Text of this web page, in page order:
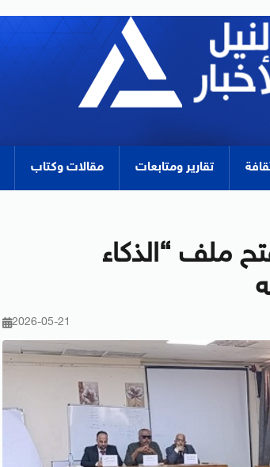
تقارير ومتابعات مقالات وكتاب
ملف “الذكاء
2026-05-21